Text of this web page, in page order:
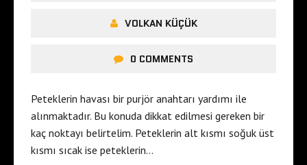
VOLKAN KÜÇÜK
0 COMMENTS
Peteklerin havası bir purjör anahtarı yardımı ile
alınmaktadır. Bu konuda dikkat edilmesi gereken bir
kaç noktayı belirtelim. Peteklerin alt kısmı soğuk üst
kısmı sıcak ise peteklerin…